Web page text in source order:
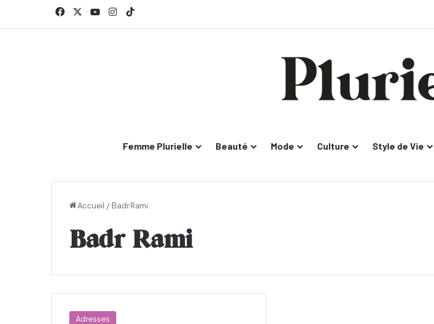
FacebookYouTubeInstagram
Femme Plurielle Beauté Mode Culture Style de Vie
Accueil / Badr Rami
Badr Rami
Adresses